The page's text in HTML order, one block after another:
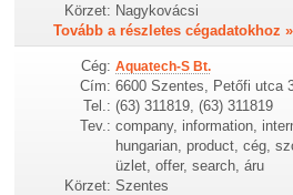
Körzet: Nagykovácsi
Tovább a részletes cégadatokhoz »
Cég: Aquatech-S Bt.
Cím: 6600 Szentes, Petőfi utca
Tel.: (63) 311819, (63) 311819
Tev.: company, information,
hungarian, product, cég,
üzlet, offer, search, áru
Körzet: Szentes